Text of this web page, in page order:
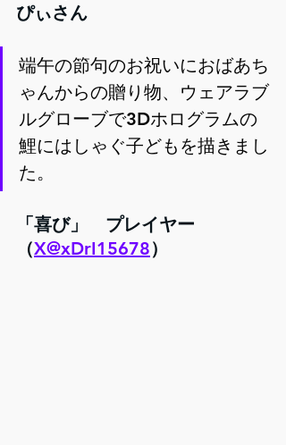
ぴぃさん
端午の節句のお祝いにおばあち
ゃんからの贈り物、ウェアラブ
ルグローブで3Dホログラムの
鯉にはしゃぐ子どもを描きまし
た。
「喜び」　プレイヤー
（X@xDrI15678）